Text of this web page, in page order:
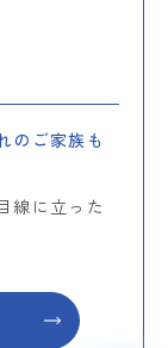
のご家族も
線に立った